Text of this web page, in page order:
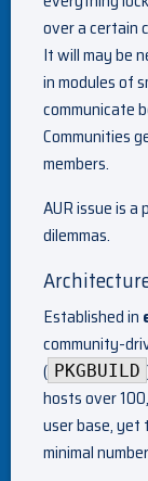
over a certain
It will may be
in modules of
communicate
Communities
members.
AUR issue is
dilemmas.
Established in
community-
( PKGBUILD
hosts over
user base, yet
minimal